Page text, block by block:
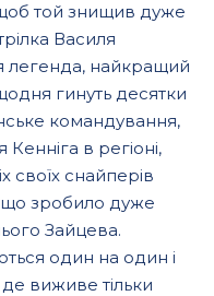
той знищив дуже
Василя
легенда, найкращий
гинуть десятки
командування,
в регіоні,
своїх снайперів
що зробило дуже
Зайцева.
один на один і
виживе тільки